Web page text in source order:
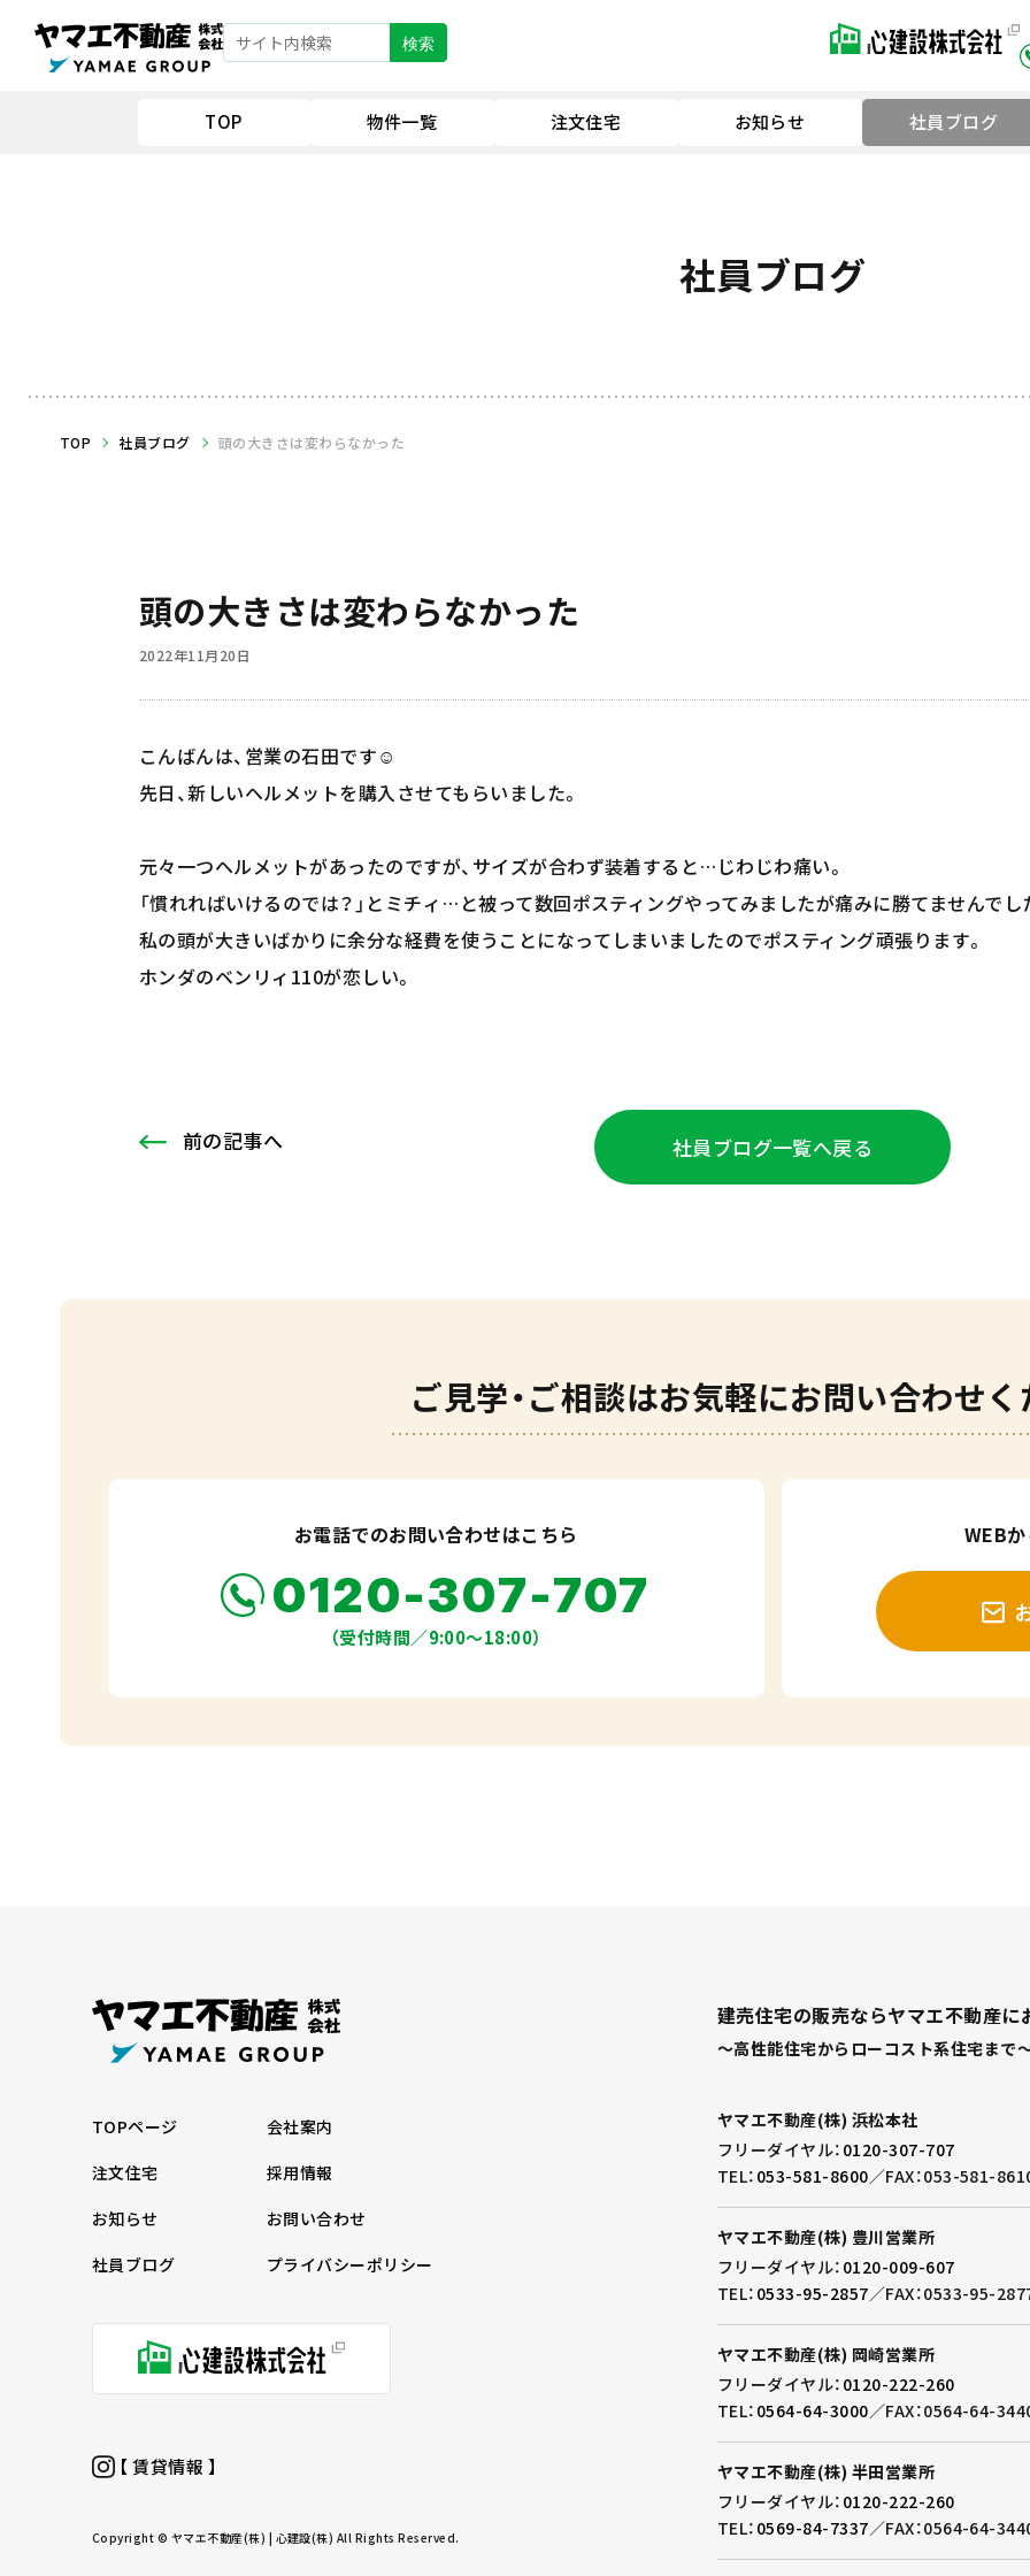
検索
TOP 物件一覧 注文住宅 お知らせ 社員ブログ
社員ブログ
TOP 社員ブログ 頭の大きさは変わらなかった
頭の大きさは変わらなかった
2022年11月20日
こんばんは、営業の石田です☺️
先日、新しいヘルメットを購入させてもらいました。
元々一つヘルメットがあったのですが、サイズが合わず装着すると…じわじわ痛い。
「慣れればいけるのでは？」とミチィ…と被って数回ポスティングやってみましたが痛みに勝てませんでし
私の頭が大きいばかりに余分な経費を使うことになってしまいましたのでポスティング頑張ります。
ホンダのベンリィ110が恋しい。
前の記事へ 社員ブログ一覧へ戻る
ご見学・ご相談はお気軽にお問い合わせく
お電話でのお問い合わせはこちら
0120-307-707
（受付時間／9:00〜18:00）
WEB
TOPページ
会社案内
注文住宅
採用情報
お知らせ
お問い合わせ
社員ブログ
プライバシーポリシー
【 賃貸情報 】
Copyright © ヤマエ不動産(株) | 心建設(株) All Rights Reserved.
建売住宅の販売ならヤマエ不動産に
～高性能住宅からローコスト系住宅まで
ヤマエ不動産(株) 浜松本社
フリーダイヤル： 0120-307-707
TEL： 053-581-8600／FAX：053-581-
ヤマエ不動産(株) 豊川営業所
フリーダイヤル： 0120-009-607
TEL： 0533-95-2857／FAX：0533-95-
ヤマエ不動産(株) 岡崎営業所
フリーダイヤル： 0120-222-260
TEL： 0564-64-3000／FAX：0564-64-
ヤマエ不動産(株) 半田営業所
フリーダイヤル： 0120-222-260
TEL： 0569-84-7337／FAX：0564-64-